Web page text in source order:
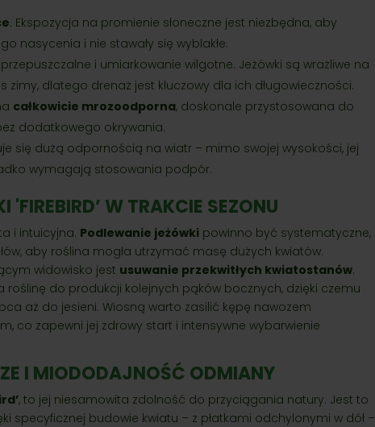
. Ekspozycja na promienie słoneczne jest niezbędna, aby
nasycenia i nie stawały się wyblakłe.
przepuszczalne i umiarkowanie wilgotne. Jeżówki są wrażliwe na
dlatego drenaż jest kluczowy dla ich długowieczności.
całkowicie mrozoodporna, doskonale przystosowana do
dodatkowego okrywania.
się dużą odpornością na wiatr – mimo swojej wysokości, jej
wymagają stosowania podpór.
'FIREBIRD’ W TRAKCIE SEZONU
i intuicyjna. Podlewanie jeżówki powinno być systematyczne,
aby roślina mogła utrzymać masę dużych kwiatów.
widowisko jest usuwanie przekwitłych kwiatostanów.
do produkcji kolejnych pąków bocznych, dzięki czemu
aż do jesieni. Wiosną warto zasilić kępę nawozem
co zapewni jej zdrowy start i intensywne wybarwienie
I MIODODAJNOŚĆ ODMIANY
, to jej niesamowita zdolność do przyciągania natury. Jest to
specyficznej budowie kwiatu – z płatkami odchylonymi w dół –